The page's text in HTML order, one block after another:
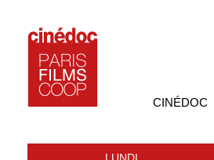
CINÉDOC